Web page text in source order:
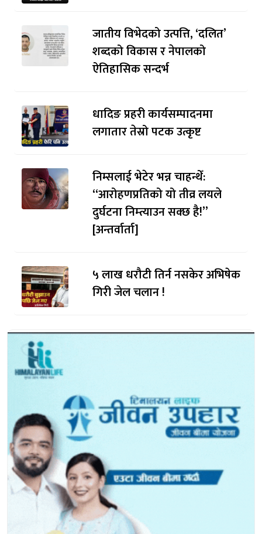
जातीय विभेदको उत्पत्ति, ‘दलित’
शब्दको विकास र नेपालको
ऐतिहासिक सन्दर्भ
धादिङ प्रहरी कार्यसम्पादनमा
लगातार तेस्रो पटक उत्कृष्ट
निम्सलाई भेटेर भन्न चाहन्थेँ:
“आरोहणप्रतिको यो तीव्र लयले
दुर्घटना निम्त्याउन सक्छ है!”
[अन्तर्वार्ता]
५ लाख धरौटी तिर्न नसकेर अभिषेक
गिरी जेल चलान !